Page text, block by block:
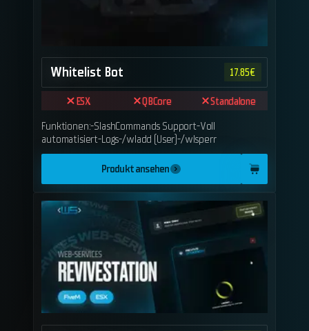
Whitelist Bot 17.85€
ESX QBCore
Standalone
Funktionen:-SlashCommands Support-Voll
automatisiert-Logs-/wladd (User)-/wlsperr
Produkt ansehen